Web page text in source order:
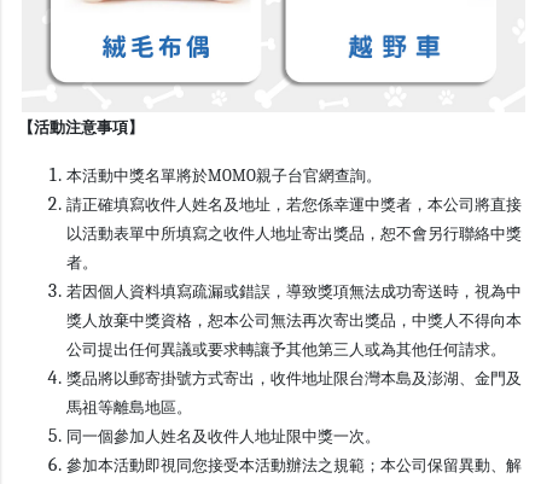
【活動注意事項】
本活動中獎名單將於MOMO親子台官網查詢。
請正確填寫收件人姓名及地址，若您係幸運中獎者，本公司將直接
以活動表單中所填寫之收件人地址寄出獎品，恕不會另行聯絡中獎
者。
若因個人資料填寫疏漏或錯誤，導致獎項無法成功寄送時，視為中
獎人放棄中獎資格，恕本公司無法再次寄出獎品，中獎人不得向本
公司提出任何異議或要求轉讓予其他第三人或為其他任何請求。
獎品將以郵寄掛號方式寄出，收件地址限台灣本島及澎湖、金門及
馬祖等離島地區。
同一個參加人姓名及收件人地址限中獎一次。
參加本活動即視同您接受本活動辦法之規範；本公司保留異動、解